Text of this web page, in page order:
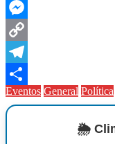
WhatsApp
Messenger
Copy
Link
Telegram
Compartir
Eventos General Política
🌦️